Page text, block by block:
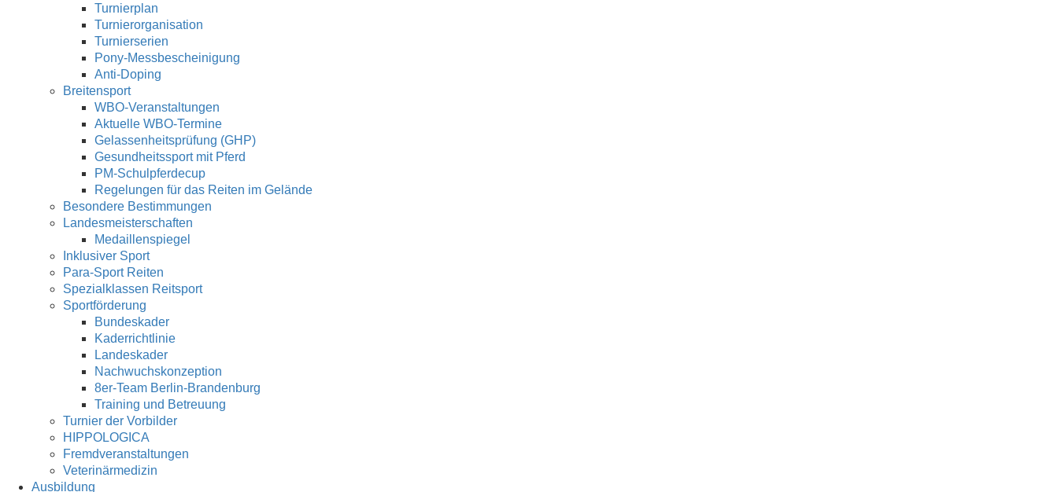
Turnierplan
Turnierorganisation
Turnierserien
Pony-Messbescheinigung
Anti-Doping
Breitensport
WBO-Veranstaltungen
Aktuelle WBO-Termine
Gelassenheitsprüfung (GHP)
Gesundheitssport mit Pferd
PM-Schulpferdecup
Regelungen für das Reiten im Gelände
Besondere Bestimmungen
Landesmeisterschaften
Medaillenspiegel
Inklusiver Sport
Para-Sport Reiten
Spezialklassen Reitsport
Sportförderung
Bundeskader
Kaderrichtlinie
Landeskader
Nachwuchskonzeption
8er-Team Berlin-Brandenburg
Training und Betreuung
Turnier der Vorbilder
HIPPOLOGICA
Fremdveranstaltungen
Veterinärmedizin
Ausbildung